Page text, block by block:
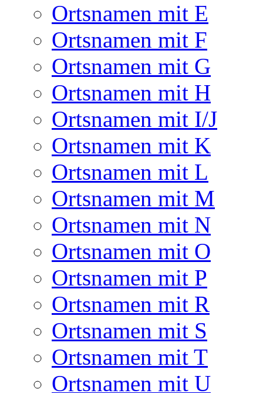
Ortsnamen mit E
Ortsnamen mit F
Ortsnamen mit G
Ortsnamen mit H
Ortsnamen mit I/J
Ortsnamen mit K
Ortsnamen mit L
Ortsnamen mit M
Ortsnamen mit N
Ortsnamen mit O
Ortsnamen mit P
Ortsnamen mit R
Ortsnamen mit S
Ortsnamen mit T
Ortsnamen mit U